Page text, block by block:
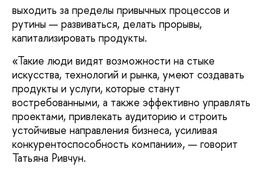
выходить за пределы привычных процессов и
рутины — развиваться, делать прорывы,
капитализировать продукты.
«Такие люди видят возможности на стыке
искусства, технологий и рынка, умеют создавать
продукты и услуги, которые станут
востребованными, а также эффективно управлять
проектами, привлекать аудиторию и строить
устойчивые направления бизнеса, усиливая
конкурентоспособность компании», — говорит
Татьяна Ривчун.